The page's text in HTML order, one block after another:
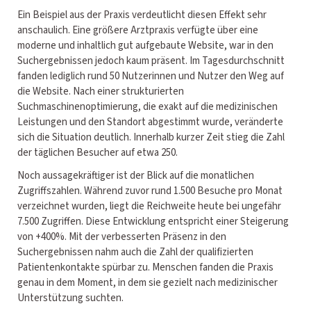
Ein Beispiel aus der Praxis verdeutlicht diesen Effekt sehr
anschaulich. Eine größere Arztpraxis verfügte über eine
moderne und inhaltlich gut aufgebaute Website, war in den
Suchergebnissen jedoch kaum präsent. Im Tagesdurchschnitt
fanden lediglich rund 50 Nutzerinnen und Nutzer den Weg auf
die Website. Nach einer strukturierten
Suchmaschinenoptimierung, die exakt auf die medizinischen
Leistungen und den Standort abgestimmt wurde, veränderte
sich die Situation deutlich. Innerhalb kurzer Zeit stieg die Zahl
der täglichen Besucher auf etwa 250.
Noch aussagekräftiger ist der Blick auf die monatlichen
Zugriffszahlen. Während zuvor rund 1.500 Besuche pro Monat
verzeichnet wurden, liegt die Reichweite heute bei ungefähr
7.500 Zugriffen. Diese Entwicklung entspricht einer Steigerung
von +400%. Mit der verbesserten Präsenz in den
Suchergebnissen nahm auch die Zahl der qualifizierten
Patientenkontakte spürbar zu. Menschen fanden die Praxis
genau in dem Moment, in dem sie gezielt nach medizinischer
Unterstützung suchten.